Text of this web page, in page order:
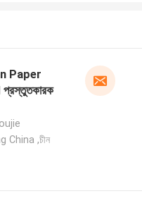
Paper
China ,চীন